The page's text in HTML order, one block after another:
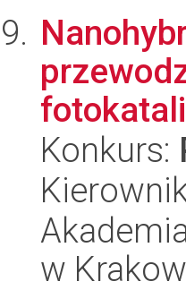
Konkurs:
w